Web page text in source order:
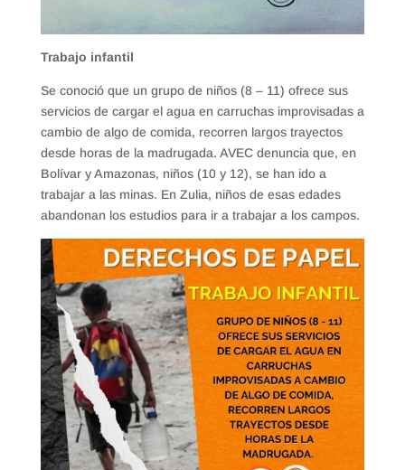
Trabajo infantil
Se conoció que un grupo de niños (8 – 11) ofrece sus
servicios de cargar el agua en carruchas improvisadas a
cambio de algo de comida, recorren largos trayectos
desde horas de la madrugada. AVEC denuncia que, en
Bolívar y Amazonas, niños (10 y 12), se han ido a
trabajar a las minas. En Zulia, niños de esas edades
abandonan los estudios para ir a trabajar a los campos.